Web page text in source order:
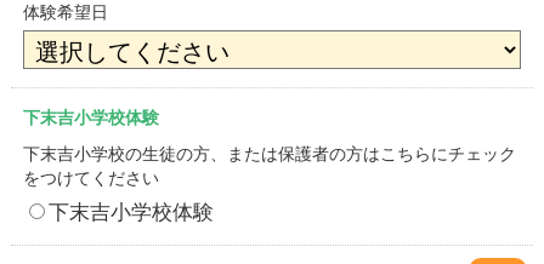
体験希望日
下末吉小学校体験
下末吉小学校の生徒の方、または保護者の方はこちらにチェック
をつけてください
下末吉小学校体験